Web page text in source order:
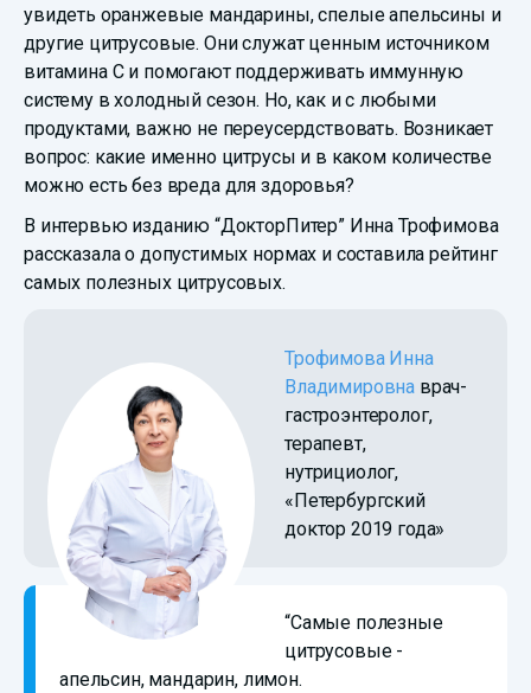
увидеть оранжевые мандарины, спелые апельсины и
другие цитрусовые. Они служат ценным источником
витамина C и помогают поддерживать иммунную
систему в холодный сезон. Но, как и с любыми
продуктами, важно не переусердствовать. Возникает
вопрос: какие именно цитрусы и в каком количестве
можно есть без вреда для здоровья?
В интервью изданию “ДокторПитер” Инна Трофимова
рассказала о допустимых нормах и составила рейтинг
самых полезных цитрусовых.
Трофимова Инна
Владимировна врач-
гастроэнтеролог,
терапевт,
нутрициолог,
«Петербургский
доктор 2019 года»
“Самые полезные
цитрусовые -
апельсин, мандарин, лимон.